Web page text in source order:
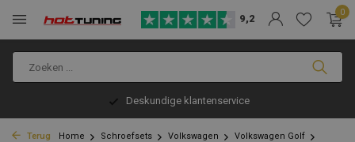
9,2
0
Deskundige klantenservice
Terug Home Schroefsets Volkswagen
Volkswagen Golf